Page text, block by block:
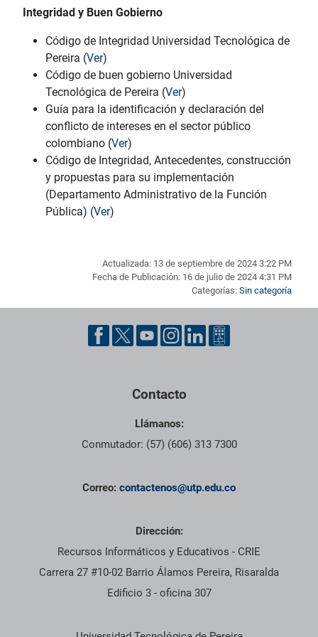
Integridad y Buen Gobierno
Código de Integridad Universidad Tecnológica de
Pereira (Ver)
Código de buen gobierno Universidad
Tecnológica de Pereira (Ver)
Guía para la identificación y declaración del
conflicto de intereses en el sector público
colombiano (Ver)
Código de Integridad, Antecedentes, construcción
y propuestas para su implementación
(Departamento Administrativo de la Función
Pública) (Ver)
Actualizada: 13 de septiembre de 2024 3:22 PM
Fecha de Publicación: 16 de julio de 2024 4:31 PM
Categorías: Sin categoría
Pie de página con información de contacto, redes sociales y
Contacto
Llámanos:
Conmutador: (57) (606) 313 7300
Correo: contactenos@utp.edu.co
Dirección:
Recursos Informáticos y Educativos - CRIE
Carrera 27 #10-02 Barrio Álamos Pereira, Risaralda
Edificio 3 - oficina 307